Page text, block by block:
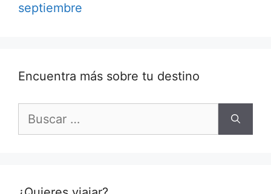
septiembre
Encuentra más sobre tu destino